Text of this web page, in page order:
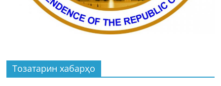
Тозатарин хабарҳо